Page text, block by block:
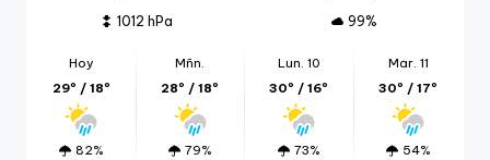
1012 hPa
99%
Hoy
29º / 18º
82%
Mñn.
28º / 18º
79%
Lun. 10
30º / 16º
73%
Mar. 11
30º / 17º
54%